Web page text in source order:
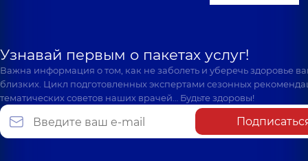
Узнавай первым о пакетах услуг!
Важна информация о том, как не заболеть и уберечь здоровье
близких. Цикл подготовленных экспертами сезонных
тематических советов наших врачей… Будьте здоровы!